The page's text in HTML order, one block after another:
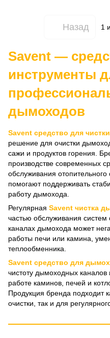
Назад 1
Savent —
инструменты
дымоходов
Savent средство для
решение для очистки
сажи и продуктов горения.
производстве современных
обслуживания
помогают поддерживать
работу дымохода.
Регулярная Savent чистка
частью обслуживания
каналах дымохода может
работы печи или камина,
теплообменника.
Savent средство для
чистоту дымоходных каналов
работе каминов, печей и
Продукция бренда подходит
очистки, так и для